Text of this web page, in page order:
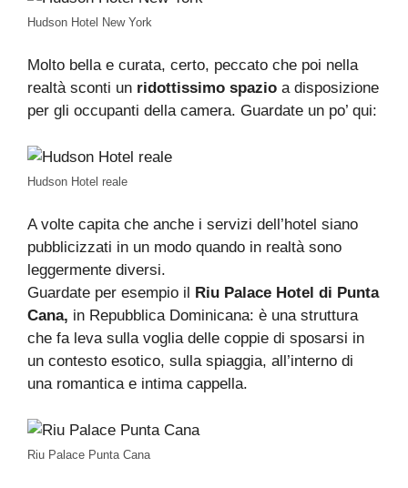
Hudson Hotel New York
Molto bella e curata, certo, peccato che poi nella
realtà sconti un ridottissimo spazio a disposizione
per gli occupanti della camera. Guardate un po’ qui:
Hudson Hotel reale
A volte capita che anche i servizi dell’hotel siano
pubblicizzati in un modo quando in realtà sono
leggermente diversi.
Guardate per esempio il Riu Palace Hotel di Punta
Cana, in Repubblica Dominicana: è una struttura
che fa leva sulla voglia delle coppie di sposarsi in
un contesto esotico, sulla spiaggia, all’interno di
una romantica e intima cappella.
Riu Palace Punta Cana